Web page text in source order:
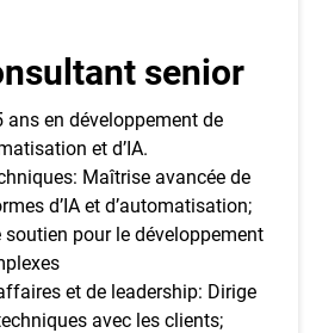
senior
ans en développement de
et d’IA.
Maîtrise avancée de
d’IA et d’automatisation;
soutien pour le développement
et de leadership: Dirige
avec les clients;